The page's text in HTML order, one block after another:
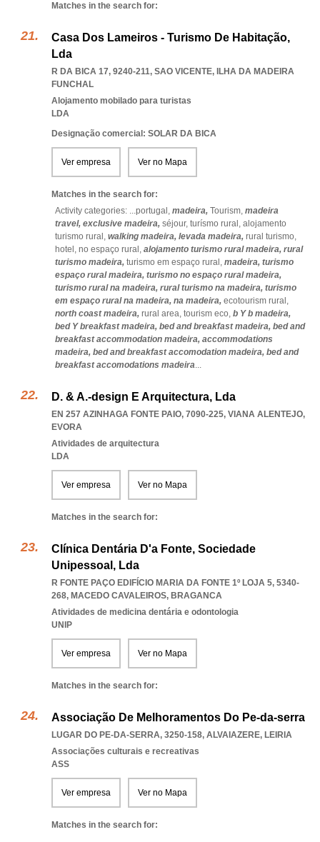
Matches in the search for:
Casa Dos Lameiros - Turismo De Habitação,
Lda
R DA BICA 17, 9240-211, SAO VICENTE, ILHA DA MADEIRA
FUNCHAL
Alojamento mobilado para turistas
LDA
Designação comercial: SOLAR DA BICA
Ver empresa Ver no Mapa
Matches in the search for:
Activity categories: ...portugal, madeira, Tourism, madeira
travel, exclusive madeira, séjour, turísmo rural, alojamento
turismo rural, walking madeira, levada madeira, rural turismo,
hotel, no espaço rural, alojamento turismo rural madeira, rural
turismo madeira, turismo em espaço rural, madeira, turismo
espaço rural madeira, turismo no espaço rural madeira,
turismo rural na madeira, rural turismo na madeira, turismo
em espaço rural na madeira, na madeira, ecotourism rural,
north coast madeira, rural area, tourism eco, b Y b madeira,
bed Y breakfast madeira, bed and breakfast madeira, bed and
breakfast accommodation madeira, accommodations
madeira, bed and breakfast accomodation madeira, bed and
breakfast accomodations madeira...
D. & A.-design E Arquitectura, Lda
EN 257 AZINHAGA FONTE PAIO, 7090-225, VIANA ALENTEJO,
EVORA
Atividades de arquitectura
LDA
Ver empresa Ver no Mapa
Matches in the search for:
Clínica Dentária D'a Fonte, Sociedade
Unipessoal, Lda
R FONTE PAÇO EDIFÍCIO MARIA DA FONTE 1º LOJA 5, 5340-
268, MACEDO CAVALEIROS, BRAGANCA
Atividades de medicina dentária e odontologia
UNIP
Ver empresa Ver no Mapa
Matches in the search for:
Associação De Melhoramentos Do Pe-da-serra
LUGAR DO PE-DA-SERRA, 3250-158, ALVAIAZERE, LEIRIA
Associações culturais e recreativas
ASS
Ver empresa Ver no Mapa
Matches in the search for: